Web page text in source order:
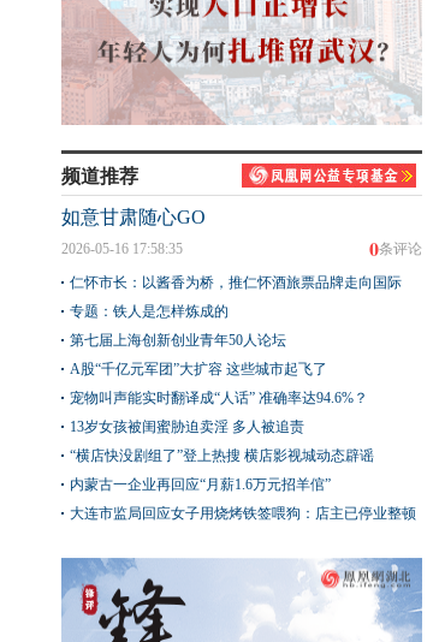
频道推荐
如意甘肃随心GO
0条评论
2026-05-16 17:58:35
仁怀市长：以酱香为桥，推仁怀酒旅票品牌走向国际
专题：铁人是怎样炼成的
第七届上海创新创业青年50人论坛
A股“千亿元军团”大扩容 这些城市起飞了
宠物叫声能实时翻译成“人话” 准确率达94.6%？
13岁女孩被闺蜜胁迫卖淫 多人被追责
“横店快没剧组了”登上热搜 横店影视城动态辟谣
内蒙古一企业再回应“月薪1.6万元招羊倌”
大连市监局回应女子用烧烤铁签喂狗：店主已停业整顿